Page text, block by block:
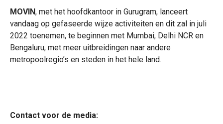
MOVIN, met het hoofdkantoor in Gurugram, lanceert
vandaag op gefaseerde wijze activiteiten en dit zal in juli
2022 toenemen, te beginnen met Mumbai, Delhi NCR en
Bengaluru, met meer uitbreidingen naar andere
metropoolregio’s en steden in het hele land.
Contact voor de media: